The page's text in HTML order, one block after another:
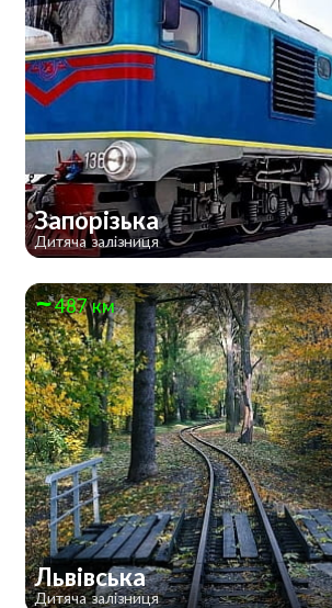
Запорізька
Дитяча залізниця
487 км
Львівська
Дитяча залізниця